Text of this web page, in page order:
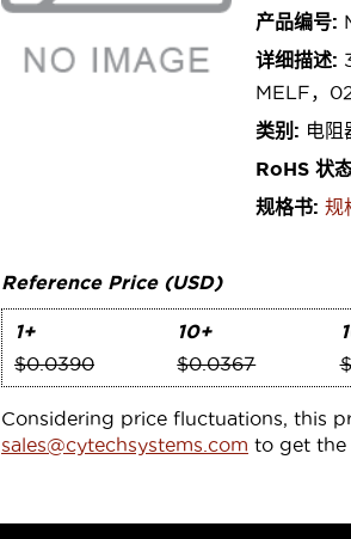
产品编号:
详细描述:
MELF，
类别: 电阻
RoHS 状态
规格书: 规
Reference Price (USD)
1+
$0.0390
10+
$0.0367
Considering price fluctuations, this
sales@cytechsystems.com to get the